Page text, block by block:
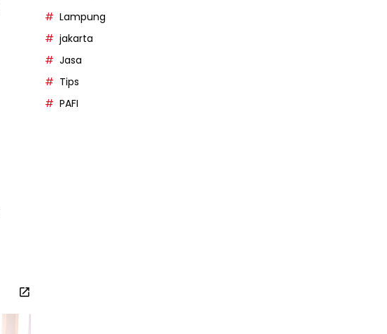
Lampung
jakarta
Jasa
Tips
PAFI